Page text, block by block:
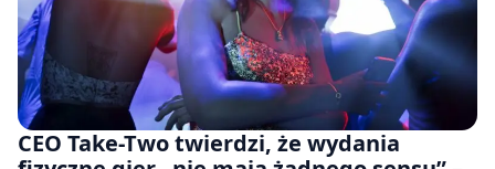
CEO Take-Two twierdzi, że wydania